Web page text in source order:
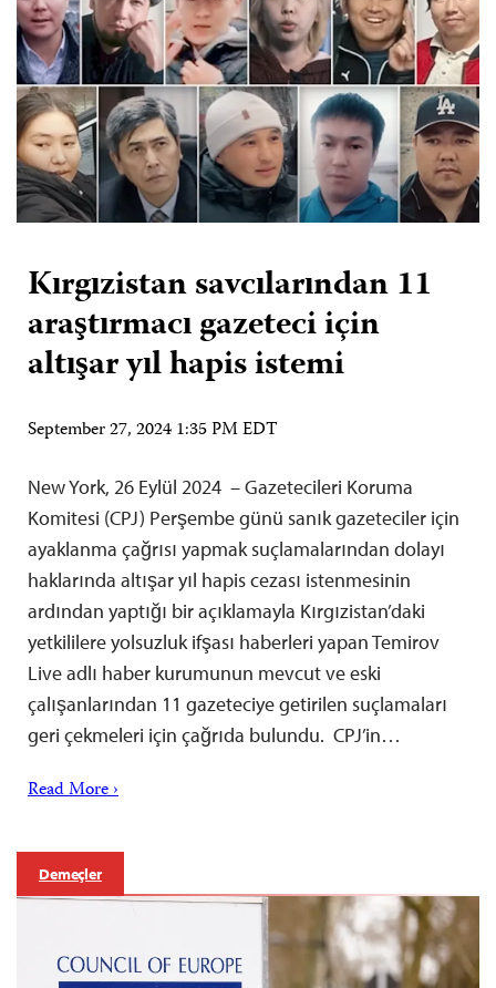
Kırgızistan savcılarından 11
araştırmacı gazeteci için
altışar yıl hapis istemi
September 27, 2024 1:35 PM EDT
New York, 26 Eylül 2024 – Gazetecileri Koruma
Komitesi (CPJ) Perşembe günü sanık gazeteciler için
ayaklanma çağrısı yapmak suçlamalarından dolayı
haklarında altışar yıl hapis cezası istenmesinin
ardından yaptığı bir açıklamayla Kırgızistan’daki
yetkililere yolsuzluk ifşası haberleri yapan Temirov
Live adlı haber kurumunun mevcut ve eski
çalışanlarından 11 gazeteciye getirilen suçlamaları
geri çekmeleri için çağrıda bulundu. CPJ’in…
Read More ›
Demeçler